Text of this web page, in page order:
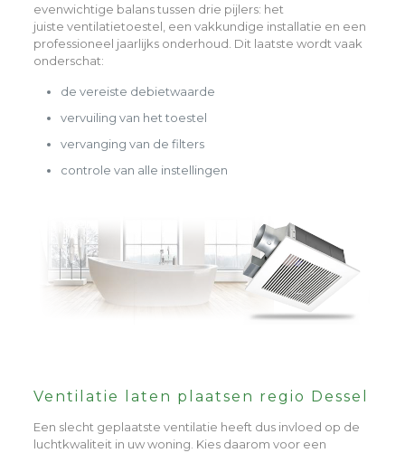
evenwichtige balans tussen drie pijlers: het
juiste ventilatietoestel, een vakkundige installatie en een
professioneel jaarlijks onderhoud . Dit laatste wordt vaak
onderschat:
de vereiste debietwaarde
vervuiling van het toestel
vervanging van de filters
controle van alle instellingen
Ventilatie laten plaatsen regio Dessel
Een slecht geplaatste ventilatie heeft dus invloed op de
luchtkwaliteit in uw woning. Kies daarom voor een